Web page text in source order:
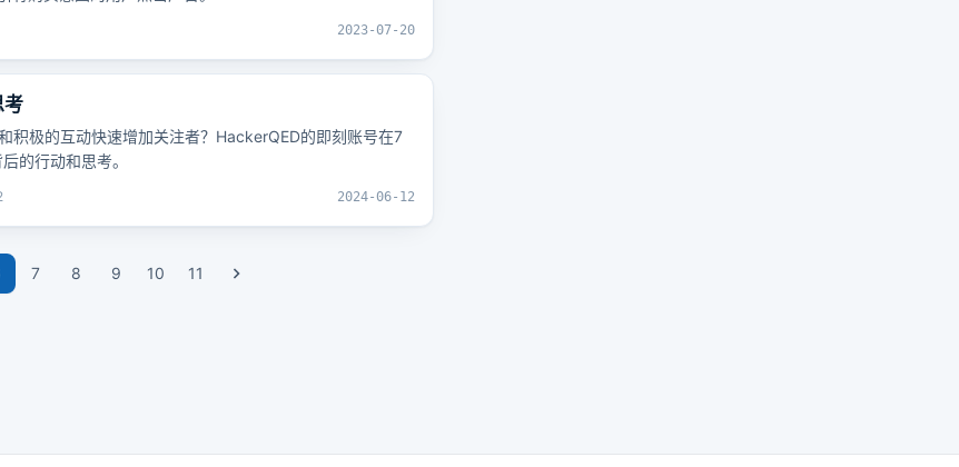
2023-07-20
考
积极的互动快速增加关注者？HackerQED的即刻账号在7
的行动和思考。
2024-06-12
7 8 9 10 11